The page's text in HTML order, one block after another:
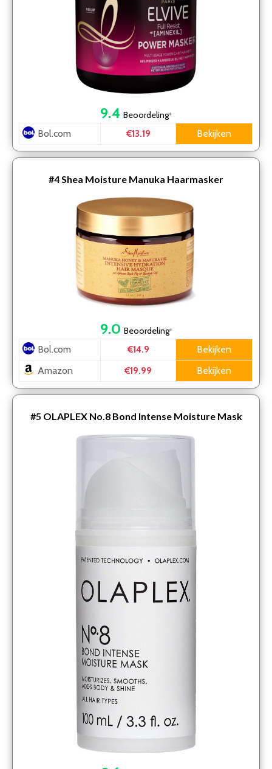
9.4 Beoordeling*
Bol.com €13.19 Bekijken
#4Shea Moisture Manuka Haarmasker
9.0 Beoordeling*
Bol.com €14.9
Bekijken
Amazon
€19.99 Bekijken
#5 OLAPLEX No.8 Bond Intense Moisture Mask